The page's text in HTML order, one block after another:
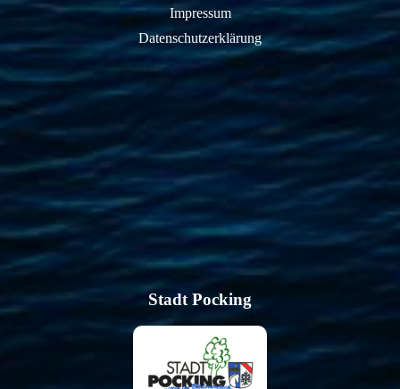
Impressum
Datenschutzerklärung
Stadt Pocking